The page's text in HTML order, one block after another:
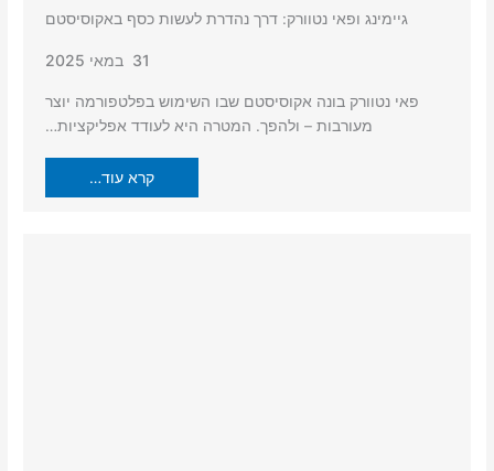
גיימינג ופאי נטוורק: דרך נהדרת לעשות כסף באקוסיסטם
31 במאי 2025
פאי נטוורק בונה אקוסיסטם שבו השימוש בפלטפורמה יוצר
מעורבות – ולהפך. המטרה היא לעודד אפליקציות…
קרא עוד…